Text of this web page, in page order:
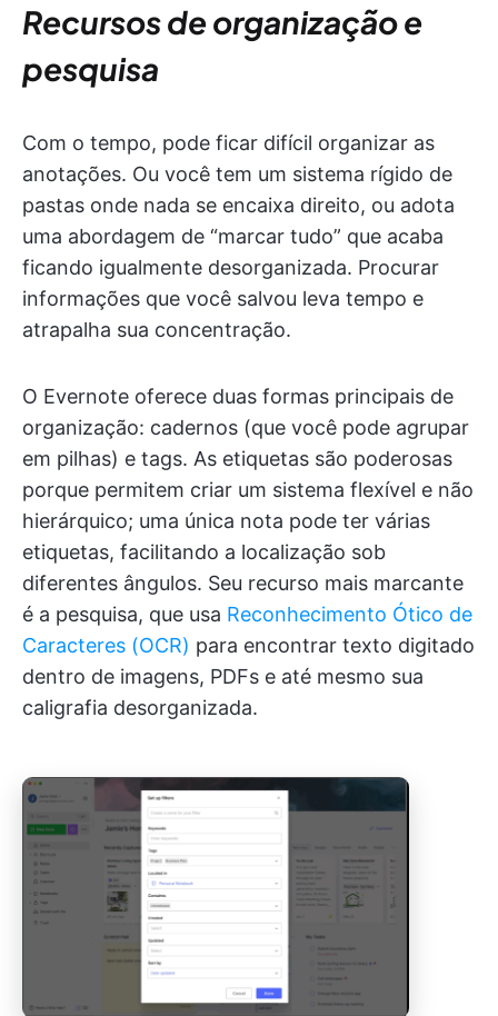
Recursos de organização e
pesquisa
Com o tempo, pode ficar difícil organizar as
anotações. Ou você tem um sistema rígido de
pastas onde nada se encaixa direito, ou adota
uma abordagem de “marcar tudo” que acaba
ficando igualmente desorganizada. Procurar
informações que você salvou leva tempo e
atrapalha sua concentração.
O Evernote oferece duas formas principais de
organização: cadernos (que você pode agrupar
em pilhas) e tags. As etiquetas são poderosas
porque permitem criar um sistema flexível e não
hierárquico; uma única nota pode ter várias
etiquetas, facilitando a localização sob
diferentes ângulos. Seu recurso mais marcante
é a pesquisa, que usa Reconhecimento Ótico de
Caracteres (OCR) para encontrar texto digitado
dentro de imagens, PDFs e até mesmo sua
caligrafia desorganizada.